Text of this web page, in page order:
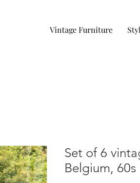
Vintage Furniture
Set of 6
Belgium, 60s